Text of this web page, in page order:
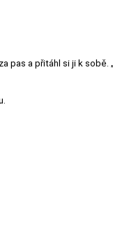
pas a přitáhl si ji k sobě.